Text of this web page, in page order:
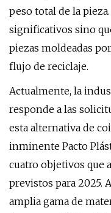
peso total de la
significativos sino
piezas moldeadas
flujo de reciclaje.
Actualmente, la
responde a las
esta alternativa de
inminente Pacto
cuatro objetivos que
previstos para 2025.
amplia gama de